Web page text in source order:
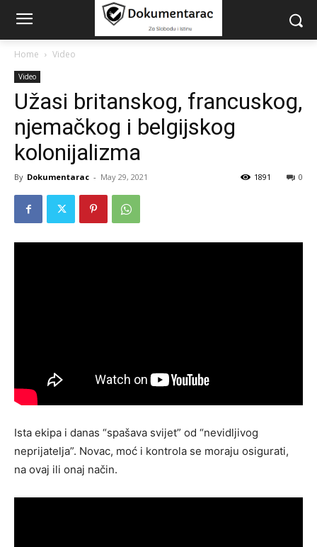
Home Video
Video
Užasi britanskog, francuskog,
njemačkog i belgijskog
kolonijalizma
By Dokumentarac - May 29, 2021 0
1891
Ista ekipa i danas “spašava svijet” od “nevidljivog
neprijatelja”. Novac, moć i kontrola se moraju osigurati,
na ovaj ili onaj način.